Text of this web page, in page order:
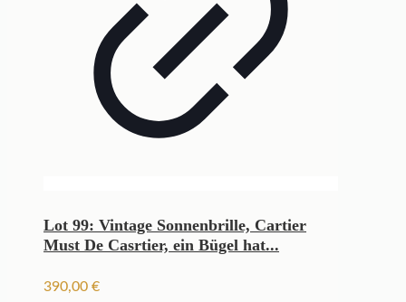
Lot 99: Vintage Sonnenbrille, Cartier
Must De Casrtier, ein Bügel hat...
390,00 €